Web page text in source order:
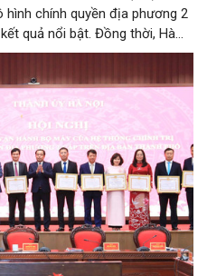
chính quyền địa phương 2
quả nổi bật. Đồng thời, Hà
tinh thần chỉ đạo của
xã, phường, đảm bảo mô hình
Hà Nội phát huy hiệu quả